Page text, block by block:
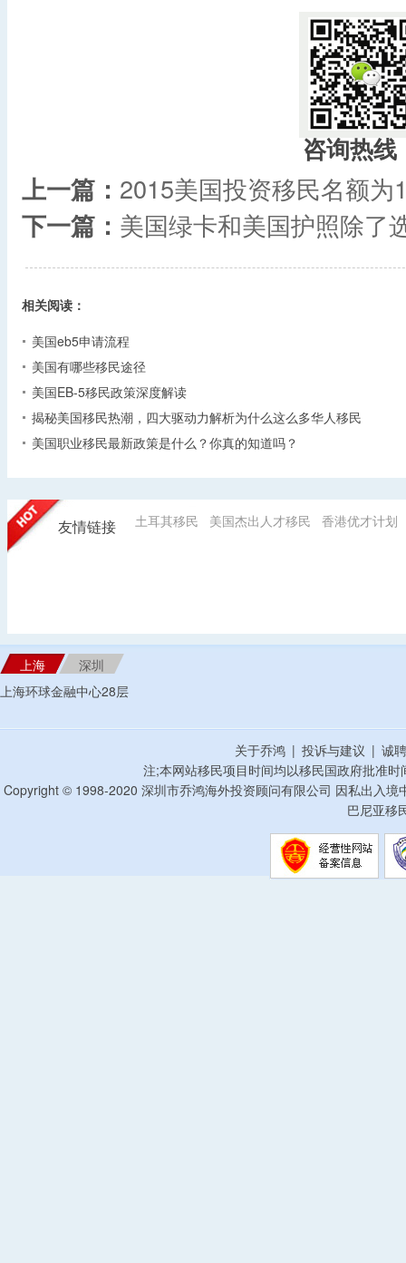
咨询热线
上一篇： 2015美国投资移民名额为
下一篇： 美国绿卡和美国护照除了
相关阅读：
美国eb5申请流程
美国有哪些移民途径
美国EB-5移民政策深度解读
揭秘美国移民热潮，四大驱动力解析为什么这么多华人移民
美国职业移民最新政策是什么？你真的知道吗？
友情链接 土耳其移民 美国杰出人才移民 香港优才计划
上海
深圳
上海环球金融中心28层
关于乔鸿 | 投诉与建议 | 诚
注;本网站移民项目时间均以移民国政府批准
Copyright © 1998-2020 深圳市乔鸿海外投资顾问有限公司 因私出入
巴尼亚移